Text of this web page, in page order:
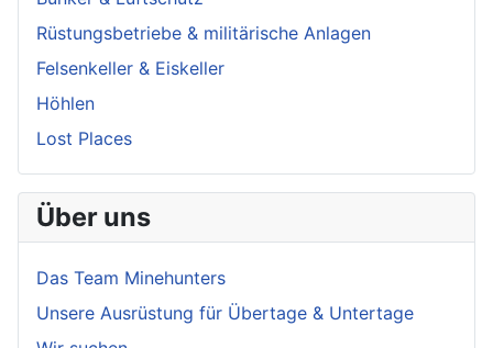
Rüstungsbetriebe & militärische Anlagen
Felsenkeller & Eiskeller
Höhlen
Lost Places
Über uns
Das Team Minehunters
Unsere Ausrüstung für Übertage & Untertage